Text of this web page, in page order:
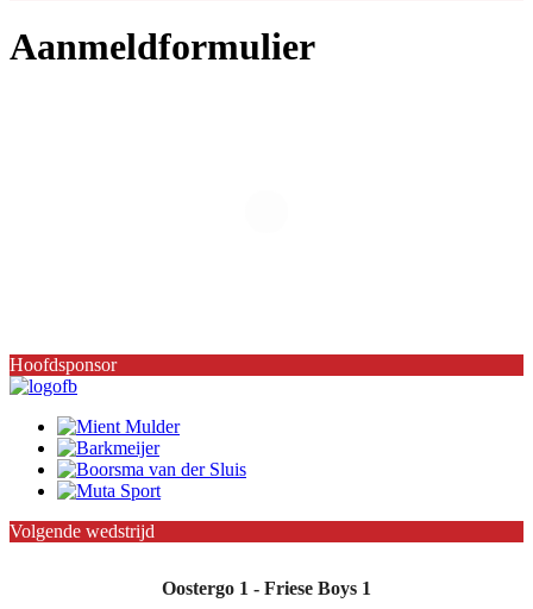
Aanmeldformulier
Hoofdsponsor
Volgende wedstrijd
Oostergo 1 - Friese Boys 1